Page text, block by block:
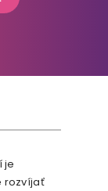
je
rozvíjať